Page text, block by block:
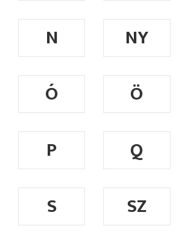
N
NY
Ó
Ö
P
Q
S
SZ